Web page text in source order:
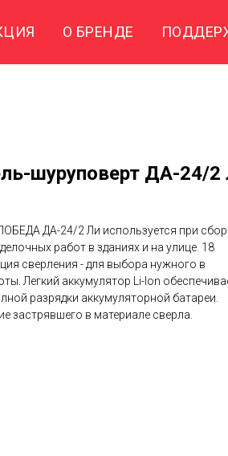
О БРЕНДЕ
шуруповерт ДА-24/2
ДА-24/2 Ли используется при
работ в зданиях и на улице. 18
сверления - для выбора нужного в
Легкий аккумулятор Li-Ion
разрядки аккумуляторной батареи.
застрявшего в материале сверла.